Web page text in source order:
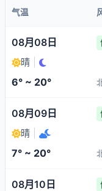
气温
08月08日
晴
6° ~ 20°
08月09日
晴
7° ~ 20°
08月10日